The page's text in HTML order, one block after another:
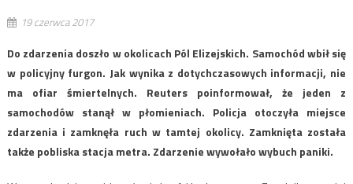
19 czerwca 2017
Do zdarzenia doszło w okolicach Pól Elizejskich. Samochód wbił się
w policyjny furgon. Jak wynika z dotychczasowych informacji, nie
ma ofiar śmiertelnych. Reuters poinformował, że jeden z
samochodów stanął w płomieniach. Policja otoczyła miejsce
zdarzenia i zamknęła ruch w tamtej okolicy. Zamknięta została
także pobliska stacja metra. Zdarzenie wywołało wybuch paniki.